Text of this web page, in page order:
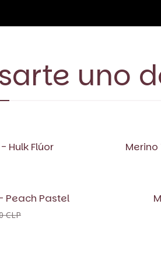
uno
Hulk Flúor
Peach Pastel
CLP